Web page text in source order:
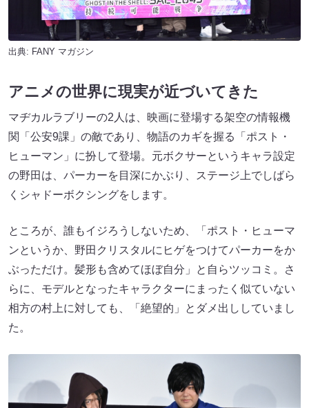
出典: FANY マガジン
アニメの世界に現実が近づいてきた
マヂカルラブリーの2人は、映画に登場する架空の情報機
関「公安9課」の敵であり、物語のカギを握る「ポスト・
ヒューマン」に扮して登場。元ボクサーというキャラ設定
の野田は、パーカーを目深にかぶり、ステージ上でしばら
くシャドーボクシングをします。
ところが、誰もイジろうしないため、「ポスト・ヒューマ
ンというか、野田クリスタルにヒゲをつけてパーカーをか
ぶっただけ。髪形も含めてほぼ自分」と自らツッコミ。さ
らに、モデルとなったキャラクターにまったく似ていない
相方の村上に対しても、「絶望的」とダメ出ししていまし
た。